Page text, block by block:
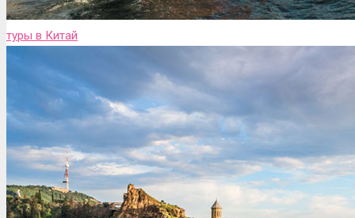
туры в Китай